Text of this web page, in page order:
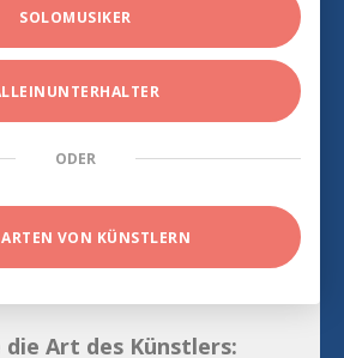
SOLOMUSIKER
ODER
VON KÜNSTLERN
die Art des Künstlers: